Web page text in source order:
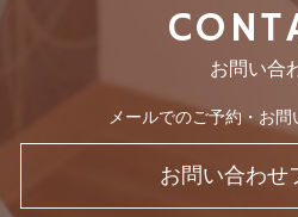
お問い合
メールでのご予約・お
お問い合わせ